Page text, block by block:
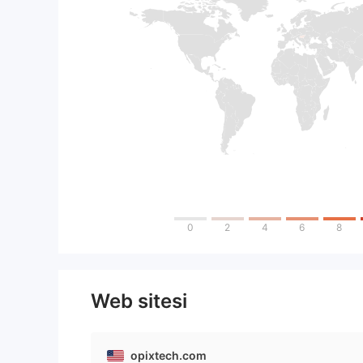
0 2 4 6 8
Web sitesi
opixtech.com